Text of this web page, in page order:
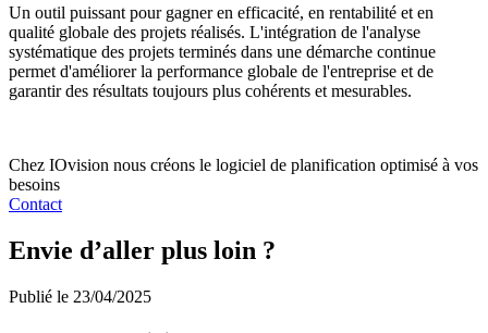
Un outil puissant pour gagner en efficacité, en rentabilité et en
qualité globale des projets réalisés. L'intégration de l'analyse
systématique des projets terminés dans une démarche continue
permet d'améliorer la performance globale de l'entreprise et de
garantir des résultats toujours plus cohérents et mesurables.
Chez IOvision nous créons le logiciel de planification optimisé à vos
besoins
Contact
Envie d’aller plus loin ?
Publié le 23/04/2025